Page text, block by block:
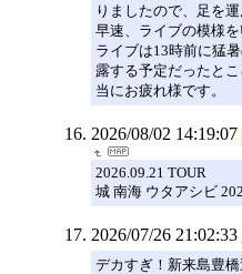
りましたので、足を運
早速、ライブの模様を
ライブは13時前に猛
露する予定だったと
当にお疲れ様です。
2026/08/02 14:19:07
2026.09.21 TOUR
城 南海 ウタアシビ
2026/07/26 21:02:33
デカすぎ！新来島豊